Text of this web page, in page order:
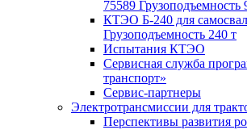
75589 Грузоподъемность
КТЭО Б-240 для
Грузоподъемность 240 т
Испытания КТЭО
Сервисная служба
транспорт»
Сервис-партнеры
Электротрансмиссии для
Перспективы развития